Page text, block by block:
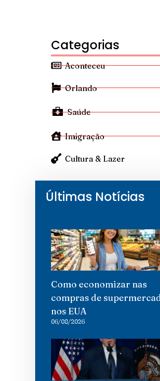
Categorias
Aconteceu
Orlando
Saúde
Imigração
Cultura & Lazer
Últimas Notícias
Como economizar nas
compras de
nos EUA
06/08/2026